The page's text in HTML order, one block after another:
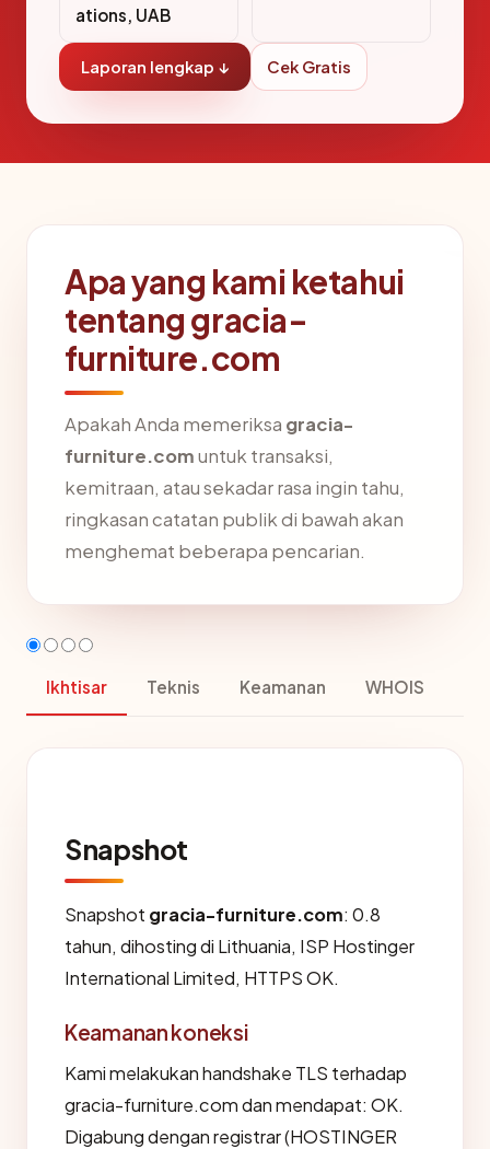
ations, UAB
Laporan lengkap ↓ Cek Gratis
Apa yang kami ketahui
tentang gracia-
furniture.com
Apakah Anda memeriksa gracia-
furniture.comuntuk transaksi,
kemitraan, atau sekadar rasa ingin tahu,
ringkasan catatan publik di bawah akan
menghemat beberapa pencarian.
Ikhtisar Teknis Keamanan WHOIS
Snapshot
Snapshot gracia-furniture.com: 0.8
tahun, dihosting di Lithuania, ISP Hostinger
International Limited, HTTPS OK.
Keamanan koneksi
Kami melakukan handshake TLS terhadap
gracia-furniture.com dan mendapat: OK.
Digabung dengan registrar (HOSTINGER